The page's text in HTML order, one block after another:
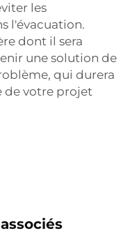
les
l'évacuation.
dont il sera
une solution de
qui durera
de votre projet